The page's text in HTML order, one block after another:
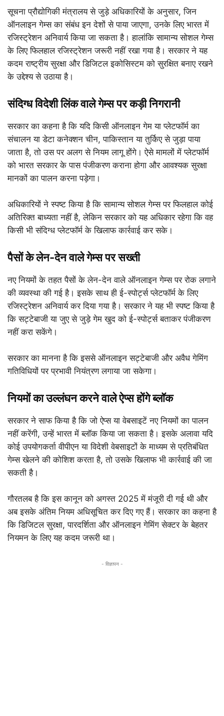
सूचना प्रौद्योगिकी मंत्रालय से जुड़े अधिकारियों के अनुसार, जिन
ऑनलाइन गेम्स का संबंध इन देशों से पाया जाएगा, उनके लिए भारत में
रजिस्ट्रेशन अनिवार्य किया जा सकता है। हालांकि सामान्य सोशल गेम्स
के लिए फिलहाल रजिस्ट्रेशन जरूरी नहीं रखा गया है। सरकार ने यह
कदम राष्ट्रीय सुरक्षा और डिजिटल इकोसिस्टम को सुरक्षित बनाए रखने
के उद्देश्य से उठाया है।
संदिग्ध विदेशी लिंक वाले गेम्स पर कड़ी निगरानी
सरकार का कहना है कि यदि किसी ऑनलाइन गेम या प्लेटफॉर्म का
संचालन या डेटा कनेक्शन चीन, पाकिस्तान या तुर्किए से जुड़ा पाया
जाता है, तो उस पर अलग से नियम लागू होंगे। ऐसे मामलों में प्लेटफॉर्म
को भारत सरकार के पास पंजीकरण कराना होगा और आवश्यक सुरक्षा
मानकों का पालन करना पड़ेगा।
अधिकारियों ने स्पष्ट किया है कि सामान्य सोशल गेम्स पर फिलहाल कोई
अतिरिक्त बाध्यता नहीं है, लेकिन सरकार को यह अधिकार रहेगा कि वह
किसी भी संदिग्ध प्लेटफॉर्म के खिलाफ कार्रवाई कर सके।
पैसों के लेन-देन वाले गेम्स पर सख्ती
नए नियमों के तहत पैसों के लेन-देन वाले ऑनलाइन गेम्स पर रोक लगाने
की व्यवस्था की गई है। इसके साथ ही ई-स्पोर्ट्स प्लेटफॉर्म के लिए
रजिस्ट्रेशन अनिवार्य कर दिया गया है। सरकार ने यह भी स्पष्ट किया है
कि सट्टेबाजी या जुए से जुड़े गेम खुद को ई-स्पोर्ट्स बताकर पंजीकरण
नहीं करा सकेंगे।
सरकार का मानना है कि इससे ऑनलाइन सट्टेबाजी और अवैध गेमिंग
गतिविधियों पर प्रभावी नियंत्रण लगाया जा सकेगा।
नियमों का उल्लंघन करने वाले ऐप्स होंगे ब्लॉक
सरकार ने साफ किया है कि जो ऐप्स या वेबसाइटें नए नियमों का पालन
नहीं करेंगी, उन्हें भारत में ब्लॉक किया जा सकता है। इसके अलावा यदि
कोई उपयोगकर्ता वीपीएन या विदेशी वेबसाइटों के माध्यम से प्रतिबंधित
गेम्स खेलने की कोशिश करता है, तो उसके खिलाफ भी कार्रवाई की जा
सकती है।
गौरतलब है कि इस कानून को अगस्त 2025 में मंजूरी दी गई थी और
अब इसके अंतिम नियम अधिसूचित कर दिए गए हैं। सरकार का कहना है
कि डिजिटल सुरक्षा, पारदर्शिता और ऑनलाइन गेमिंग सेक्टर के बेहतर
नियमन के लिए यह कदम जरूरी था।
- विज्ञापन -